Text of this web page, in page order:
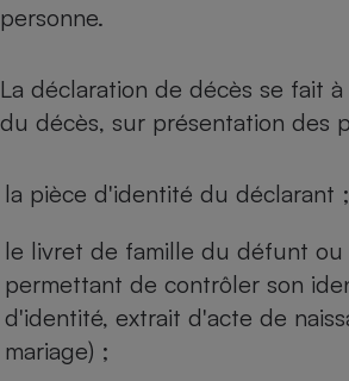
personne.
La déclaration de décès se fait
du décès, sur présentation des
la pièce d'identité du déclarant ;
le livret de famille du défunt
permettant de contrôler son
d'identité, extrait d'acte de
mariage) ;